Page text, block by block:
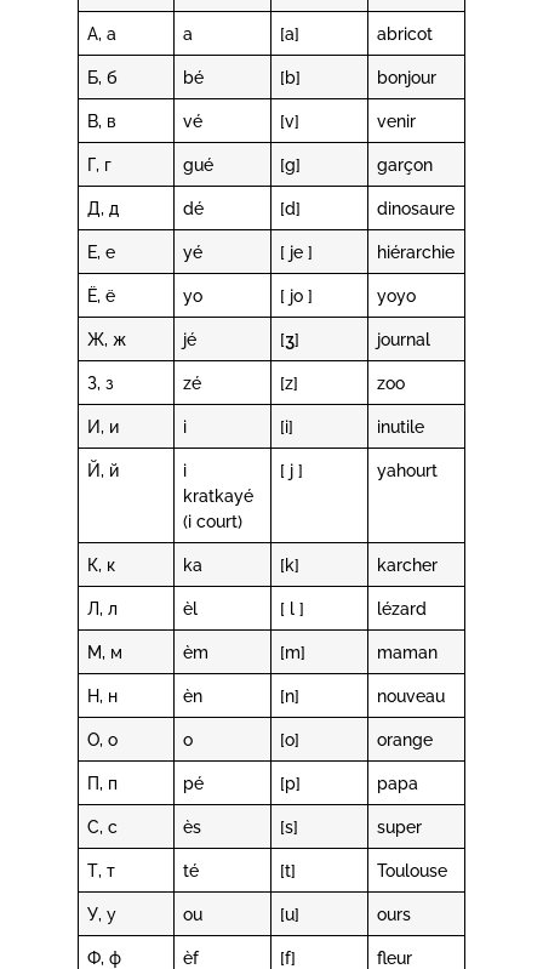
А, а a [a] abricot
Б, б bé [b] bonjour
В, в vé [v] venir
Г, г gué [g] garçon
Д, д dé [d] dinosaure
Е, е yé [ je ] hiérarchie
Ё, ё yo [ jo ] yoyo
Ж, ж jé [ʒ] journal
З, з zé [z] zoo
И, и i [i] inutile
Й, й
i
kratkayé
(i court)
[ j ] yahourt
К, к ka [k] karcher
Л, л èl [ l ] lézard
М, м èm [m] maman
Н, н èn [n] nouveau
О, о o [o] orange
П, п pé [p] papa
С, с ès [s] super
Т, т té [t] Toulouse
У, у ou [u] ours
Ф, ф èf [f] fleur